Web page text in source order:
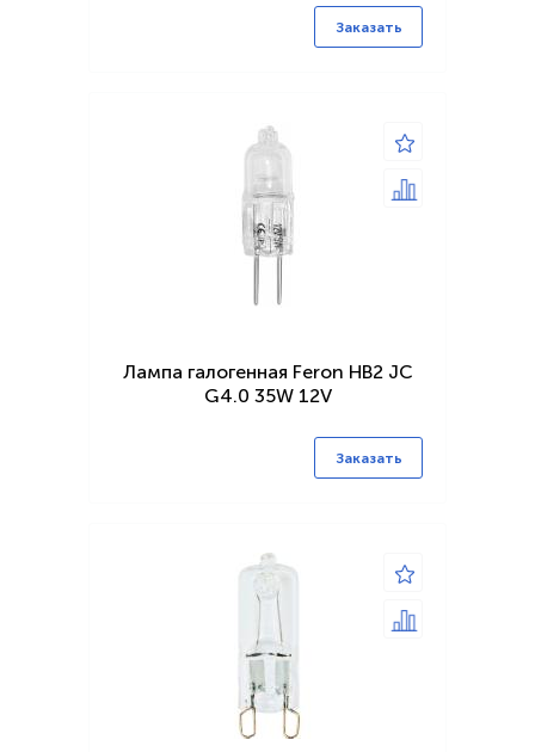
Заказать
Лампа галогенная Feron HB2 JC
G4.0 35W 12V
Заказать